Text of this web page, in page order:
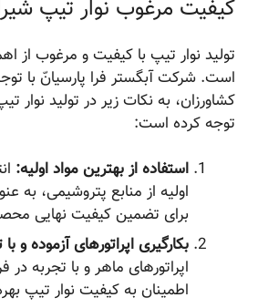
کیفیت مرغوب نوار تیپ شیراز
تولید نوار تیپ با کیفیت و مرغوب از
است. شرکت آبگستر فرا پارسیانّ با توجه
کشاورزان، به نکات زیر در تولید نوار
توجه کرده است:
استفاده از بهترین مواد اولیه:
اولیه از منابع پتروشیمی، به
برای تضمین کیفیت نهایی
بکارگیری اپراتورهای آزموده و با
اپراتورهای ماهر و با تجربه در
اطمینان به کیفیت نوار تیپ